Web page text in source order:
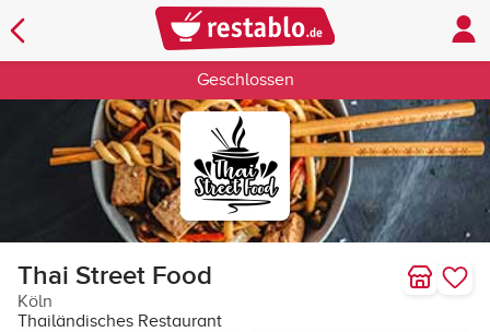
Geschlossen
Thai Street Food
Köln
Thailändisches Restaurant